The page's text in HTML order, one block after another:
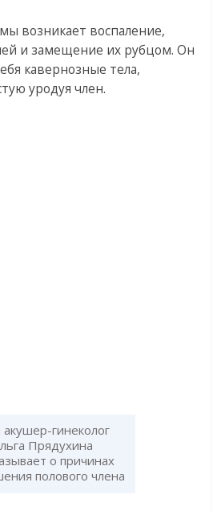
возникает воспаление,
и замещение их рубцом. Он
кавернозные тела,
уродуя член.
акушер-гинеколог
Прядухина
о причинах
полового члена